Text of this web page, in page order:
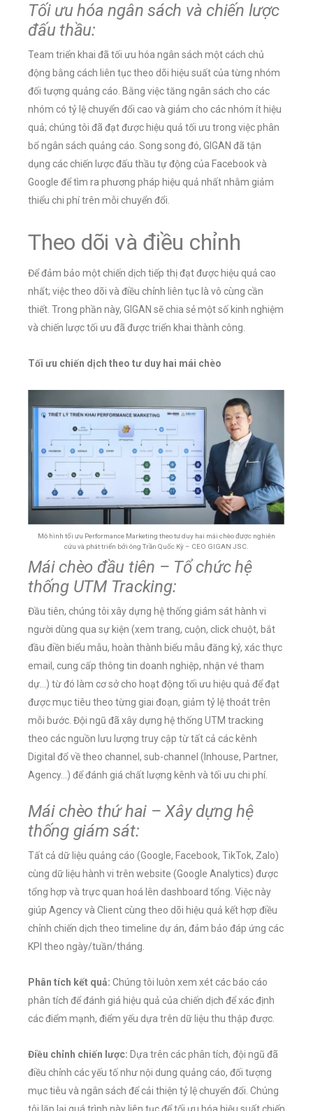
Tối ưu hóa ngân sách và chiến lược
đấu thầu:
Team triển khai đã tối ưu hóa ngân sách một cách chủ
động bằng cách liên tục theo dõi hiệu suất của từng nhóm
đối tượng quảng cáo. Bằng việc tăng ngân sách cho các
nhóm có tỷ lệ chuyển đổi cao và giảm cho các nhóm ít hiệu
quả; chúng tôi đã đạt được hiệu quả tối ưu trong việc phân
bổ ngân sách quảng cáo. Song song đó, GIGAN đã tận
dụng các chiến lược đấu thầu tự động của Facebook và
Google để tìm ra phương pháp hiệu quả nhất nhằm giảm
thiểu chi phí trên mỗi chuyển đổi.
Theo dõi và điều chỉnh
Để đảm bảo một chiến dịch tiếp thị đạt được hiệu quả cao
nhất; việc theo dõi và điều chỉnh liên tục là vô cùng cần
thiết. Trong phần này, GIGAN sẽ chia sẻ một số kinh nghiệm
và chiến lược tối ưu đã được triển khai thành công.
Tối ưu chiến dịch theo tư duy hai mái chèo
Mô hình tối ưu Performance Marketing theo tư duy hai mái chèo được nghiên
cứu và phát triển bởi ông Trần Quốc Kỳ – CEO GIGAN JSC.
Mái chèo đầu tiên – Tổ chức hệ
thống UTM Tracking:
Đầu tiên, chúng tôi xây dựng hệ thống giám sát hành vi
người dùng qua sự kiện (xem trang, cuộn, click chuột, bắt
đầu điền biểu mẫu, hoàn thành biểu mẫu đăng ký, xác thực
email, cung cấp thông tin doanh nghiệp, nhận vé tham
dự…) từ đó làm cơ sở cho hoạt động tối ưu hiệu quả để đạt
được mục tiêu theo từng giai đoạn, giảm tỷ lệ thoát trên
mỗi bước. Đội ngũ đã xây dựng hệ thống UTM tracking
theo các nguồn lưu lượng truy cập từ tất cả các kênh
Digital đổ về theo channel, sub-channel (Inhouse, Partner,
Agency…) để đánh giá chất lượng kênh và tối ưu chi phí.
Mái chèo thứ hai – Xây dựng hệ
thống giám sát:
Tất cả dữ liệu quảng cáo (Google, Facebook, TikTok, Zalo)
cùng dữ liệu hành vi trên website (Google Analytics) được
tổng hợp và trực quan hoá lên dashboard tổng. Việc này
giúp Agency và Client cùng theo dõi hiệu quả kết hợp điều
chỉnh chiến dịch theo timeline dự án, đảm bảo đáp ứng các
KPI theo ngày/tuần/tháng.
Phân tích kết quả: Chúng tôi luôn xem xét các báo cáo
phân tích để đánh giá hiệu quả của chiến dịch để xác định
các điểm mạnh, điểm yếu dựa trên dữ liệu thu thập được.
Điều chỉnh chiến lược: Dựa trên các phân tích, đội ngũ đã
điều chỉnh các yếu tố như nội dung quảng cáo, đối tượng
mục tiêu và ngân sách để cải thiện tỷ lệ chuyển đổi. Chúng